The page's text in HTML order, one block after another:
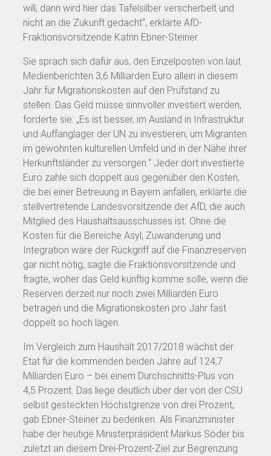
will, dann wird hier das Tafelsilber verscherbelt und
nicht an die Zukunft gedacht“, erklärte AfD-
Fraktionsvorsitzende Katrin Ebner-Steiner.
Sie sprach sich dafür aus, den Einzelposten von laut
Medienberichten 3,6 Milliarden Euro allein in diesem
Jahr für Migrationskosten auf den Prüfstand zu
stellen. Das Geld müsse sinnvoller investiert werden,
forderte sie: „Es ist besser, im Ausland in Infrastruktur
und Auffanglager der UN zu investieren, um Migranten
im gewohnten kulturellen Umfeld und in der Nähe ihrer
Herkunftsländer zu versorgen.“ Jeder dort investierte
Euro zahle sich doppelt aus gegenüber den Kosten,
die bei einer Betreuung in Bayern anfallen, erklärte die
stellvertretende Landesvorsitzende der AfD, die auch
Mitglied des Haushaltsausschusses ist. Ohne die
Kosten für die Bereiche Asyl, Zuwanderung und
Integration wäre der Rückgriff auf die Finanzreserven
gar nicht nötig, sagte die Fraktionsvorsitzende und
fragte, woher das Geld künftig komme solle, wenn die
Reserven derzeit nur noch zwei Milliarden Euro
betragen und die Migrationskosten pro Jahr fast
doppelt so hoch lägen.
Im Vergleich zum Haushalt 2017/2018 wächst der
Etat für die kommenden beiden Jahre auf 124,7
Milliarden Euro – bei einem Durchschnitts-Plus von
4,5 Prozent. Das liege deutlich über der von der CSU
selbst gesteckten Höchstgrenze von drei Prozent,
gab Ebner-Steiner zu bedenken. Als Finanzminister
habe der heutige Ministerpräsident Markus Söder bis
zuletzt an diesem Drei-Prozent-Ziel zur Begrenzung